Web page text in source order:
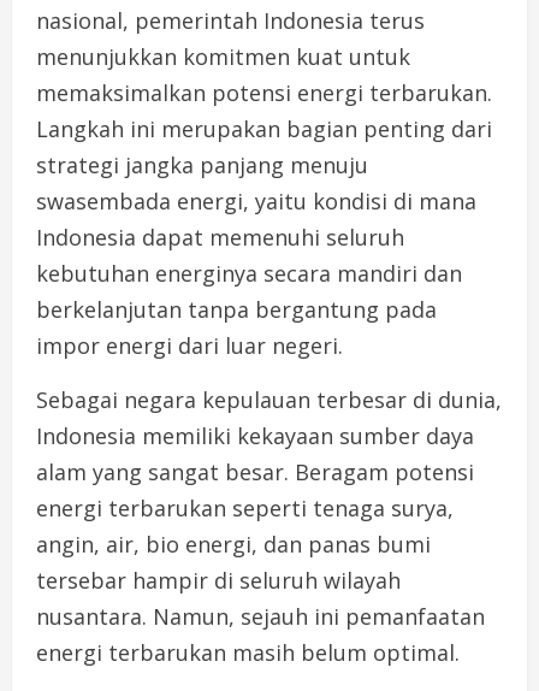
nasional, pemerintah Indonesia terus
menunjukkan komitmen kuat untuk
memaksimalkan potensi energi terbarukan.
Langkah ini merupakan bagian penting dari
strategi jangka panjang menuju
swasembada energi, yaitu kondisi di mana
Indonesia dapat memenuhi seluruh
kebutuhan energinya secara mandiri dan
berkelanjutan tanpa bergantung pada
impor energi dari luar negeri.
Sebagai negara kepulauan terbesar di dunia,
Indonesia memiliki kekayaan sumber daya
alam yang sangat besar. Beragam potensi
energi terbarukan seperti tenaga surya,
angin, air, bio energi, dan panas bumi
tersebar hampir di seluruh wilayah
nusantara. Namun, sejauh ini pemanfaatan
energi terbarukan masih belum optimal.